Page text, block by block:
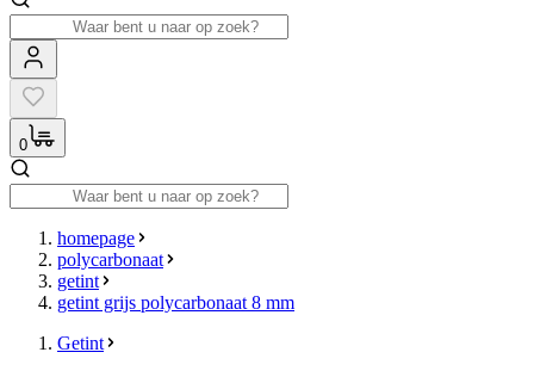
0
homepage
polycarbonaat
getint
getint grijs polycarbonaat 8 mm
Getint